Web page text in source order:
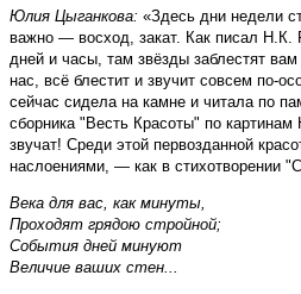
Юлия Цыганкова: «Здесь дни недели
важно — восход, закат. Как писал Н.К.
дней и часы, там звёзды заблестят
нас, всё блестит и звучит совсем по-
сейчас сидела на камне и читала по
сборника "Весть Красоты" по
звучат! Среди этой первозданной
наслоениями, — как в стихотворении
Века для вас, как минуты,
Проходят грядою стройной;
События дней минуют
Величие ваших стен...